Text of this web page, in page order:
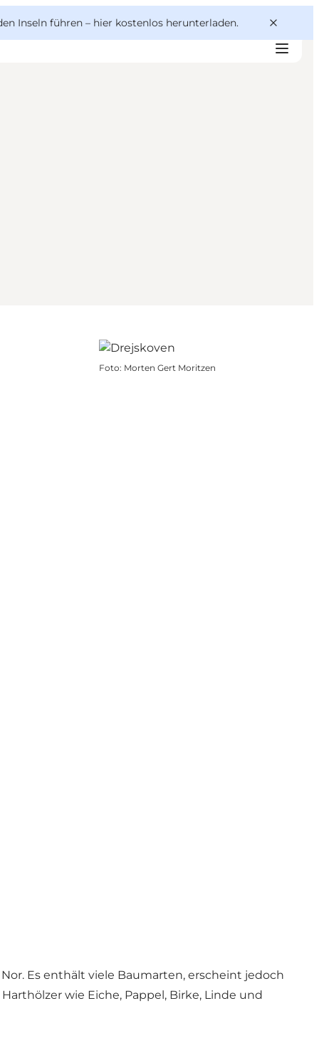
Inseln führen – hier kostenlos herunterladen.
Foto: Morten Gert Moritzen
Es enthält viele Baumarten, erscheint jedoch
wie Eiche, Pappel, Birke, Linde und